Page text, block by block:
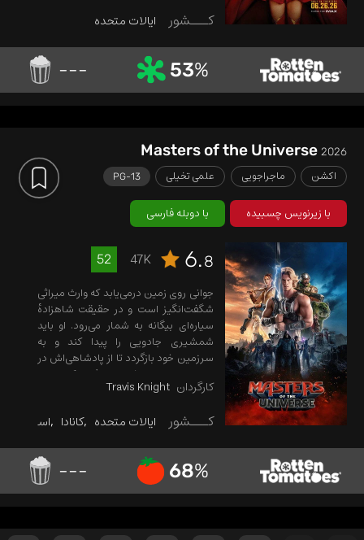
کـــشور ایالات متحده
53%
---
Masters of the Universe2026
اکشن ماجراجویی علمی تخیلی PG-13
با زیرنویس چسبیده با دوبله فارسی
6.8
47K
52
جوانی روی زمین درمی‌یابد که وارث میراثی
شگفت‌انگیز است و در حقیقت شاهزادهٔ
سیاره‌ای بیگانه به شمار می‌رود. او باید
شمشیری جادویی را پیدا کند و به
سرزمین خود بازگردد تا از پادشاهی‌اش در
برابر تهدیدهای پیش‌رو محافظت کند.
کارگردان Travis Knight
کـــشور ایالات متحده کانادا استرالیا
68%
---